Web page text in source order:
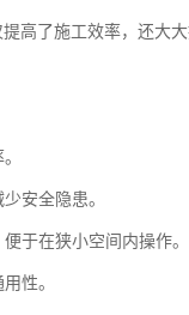
高了施工效率，还大
安全隐患。
于在狭小空间内操作。
性。